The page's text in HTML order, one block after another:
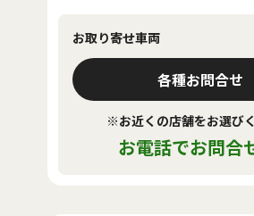
お取り寄せ車両
各種お問合せ
※お近くの店舗をお選び
お電話でお問合